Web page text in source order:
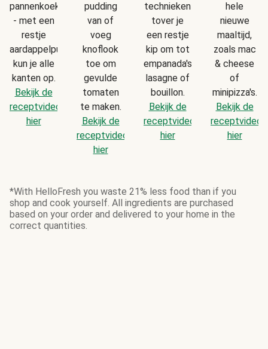
pannenkoekjes
- met een
restje
aardappelpuree
kun je alle
kanten op.
Bekijk de
receptvideo
hier
pudding
van of
voeg
knoflook
toe om
gevulde
tomaten
te maken.
Bekijk de
receptvideo
hier
technieken
tover je
een restje
kip om tot
empanada's,
lasagne of
bouillon.
Bekijk de
receptvideo
hier
hele
nieuwe
maaltijd,
zoals mac
& cheese
of
minipizza's.
Bekijk de
receptvideo
hier
*With HelloFresh you waste 21% less food than if you
shop and cook yourself. All ingredients are purchased
based on your order and delivered to your home in the
correct quantities.